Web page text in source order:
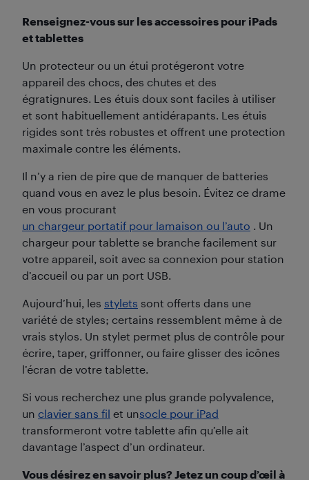
Renseignez-vous sur les accessoires pour iPads
et tablettes
Un protecteur ou un étui protégeront votre
appareil des chocs, des chutes et des
égratignures. Les étuis doux sont faciles à utiliser
et sont habituellement antidérapants. Les étuis
rigides sont très robustes et offrent une protection
maximale contre les éléments.
Il n’y a rien de pire que de manquer de batteries
quand vous en avez le plus besoin. Évitez ce drame
en vous procurant
un chargeur portatif pour lamaison ou l’auto . Un
chargeur pour tablette se branche facilement sur
votre appareil, soit avec sa connexion pour station
d’accueil ou par un port USB.
Aujourd’hui, les stylets sont offerts dans une
variété de styles; certains ressemblent même à de
vrais stylos. Un stylet permet plus de contrôle pour
écrire, taper, griffonner, ou faire glisser des icônes
l’écran de votre tablette.
Si vous recherchez une plus grande polyvalence,
un clavier sans fil et unsocle pour iPad
transformeront votre tablette afin qu’elle ait
davantage l’aspect d’un ordinateur.
Vous désirez en savoir plus? Jetez un coup d’œil à